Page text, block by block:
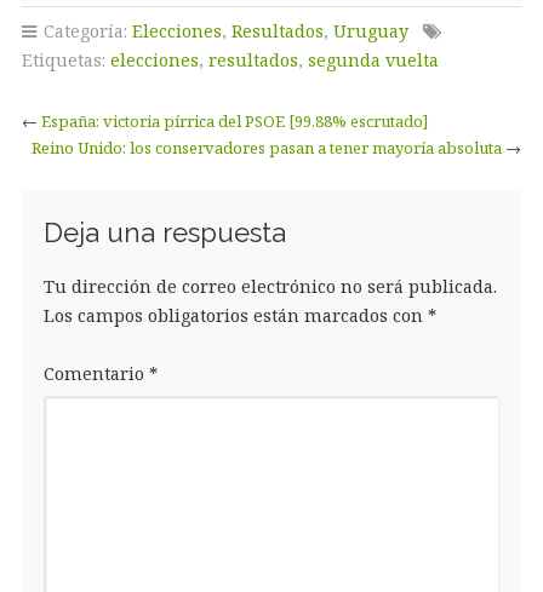
Categoría: Elecciones, Resultados, Uruguay
Etiquetas: elecciones, resultados, segunda vuelta
← España: victoria pírrica del PSOE [99,88% escrutado]
Reino Unido: los conservadores pasan a tener mayoría absoluta →
Deja una respuesta
Tu dirección de correo electrónico no será publicada.
Los campos obligatorios están marcados con *
Comentario *